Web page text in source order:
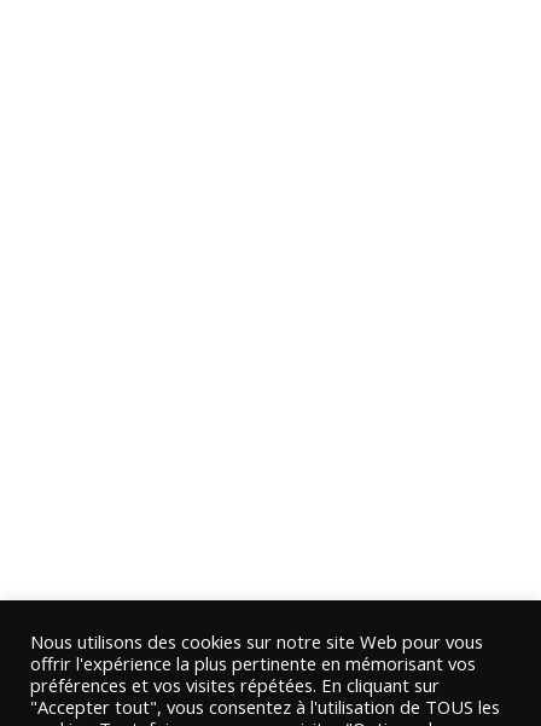
Nous utilisons des cookies sur notre site Web pour vous
offrir l'expérience la plus pertinente en mémorisant vos
préférences et vos visites répétées. En cliquant sur
"Accepter tout", vous consentez à l'utilisation de TOUS les